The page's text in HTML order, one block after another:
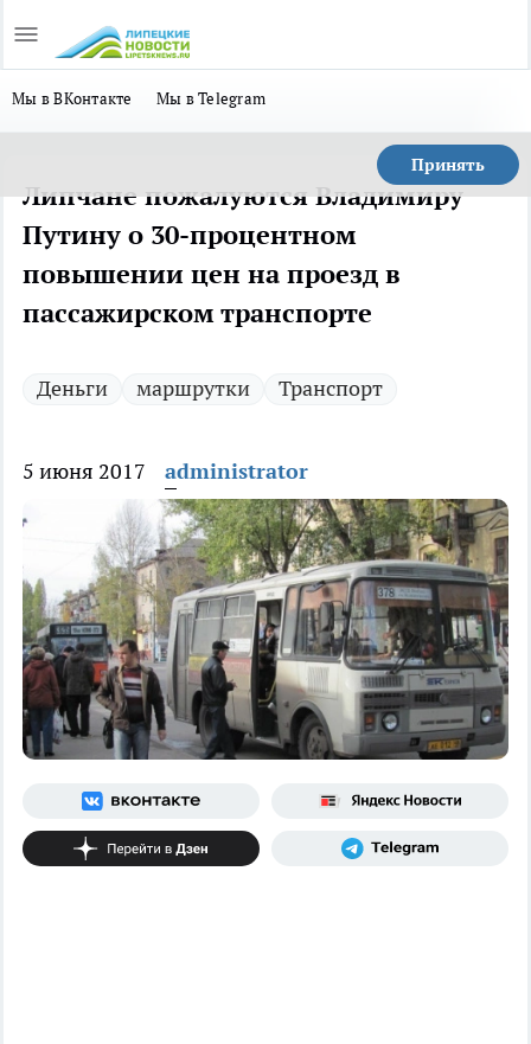
Мы в ВКонтакте Мы в Telegram
Принять
Липчане пожалуются Владимиру
Путину о 30-процентном
повышении цен на проезд в
пассажирском транспорте
Деньги маршрутки Транспорт
5 июня 2017 administrator